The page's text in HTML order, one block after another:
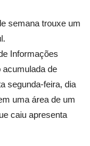
semana trouxe um
Informações
acumulada de
segunda-feira, dia
uma área de um
caiu apresenta